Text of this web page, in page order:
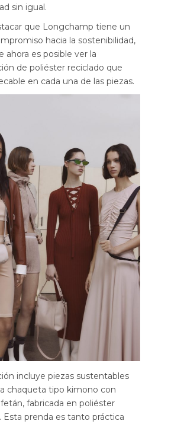
sin igual.
que Longchamp tiene un
hacia la sostenibilidad,
ahora es posible ver la
de poliéster reciclado que
en cada una de las piezas.
incluye piezas sustentables
chaqueta tipo kimono con
fabricada en poliéster
Esta prenda es tanto práctica